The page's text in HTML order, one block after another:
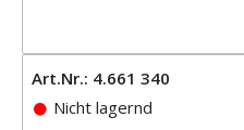
Art.Nr.: 4.661 340
Nicht lagernd